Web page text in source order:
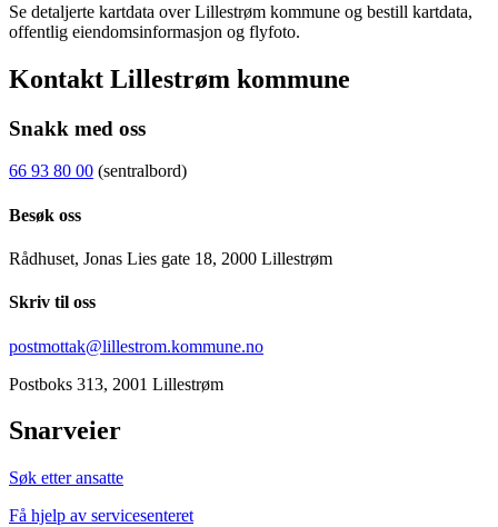
Se detaljerte kartdata over Lillestrøm kommune og bestill kartdata,
offentlig eiendomsinformasjon og flyfoto.
Kontakt Lillestrøm kommune
Snakk med oss
66 93 80 00 (sentralbord)
Besøk oss
Rådhuset, Jonas Lies gate 18, 2000 Lillestrøm
Skriv til oss
postmottak@lillestrom.kommune.no
Postboks 313, 2001 Lillestrøm
Snarveier
Søk etter ansatte
Få hjelp av servicesenteret